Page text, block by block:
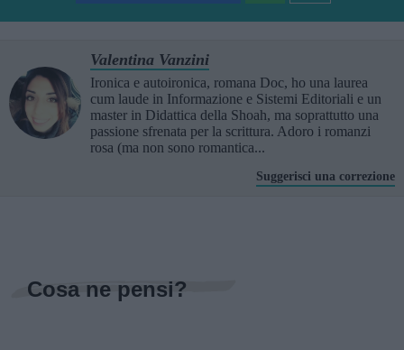
Valentina Vanzini
Ironica e autoironica, romana Doc, ho una laurea
cum laude in Informazione e Sistemi Editoriali e un
master in Didattica della Shoah, ma soprattutto una
passione sfrenata per la scrittura. Adoro i romanzi
rosa (ma non sono romantica...
Suggerisci una correzione
Cosa ne pensi?